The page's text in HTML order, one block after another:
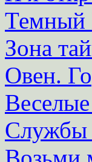
Темный
Зона
Овен.
Службы